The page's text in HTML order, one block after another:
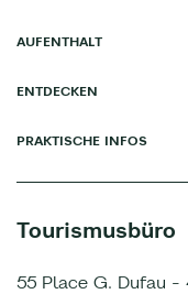
AUFENTHALT
ENTDECKEN
PRAKTISCHE INFOS
Tourismusbüro
55 Place G. Dufau